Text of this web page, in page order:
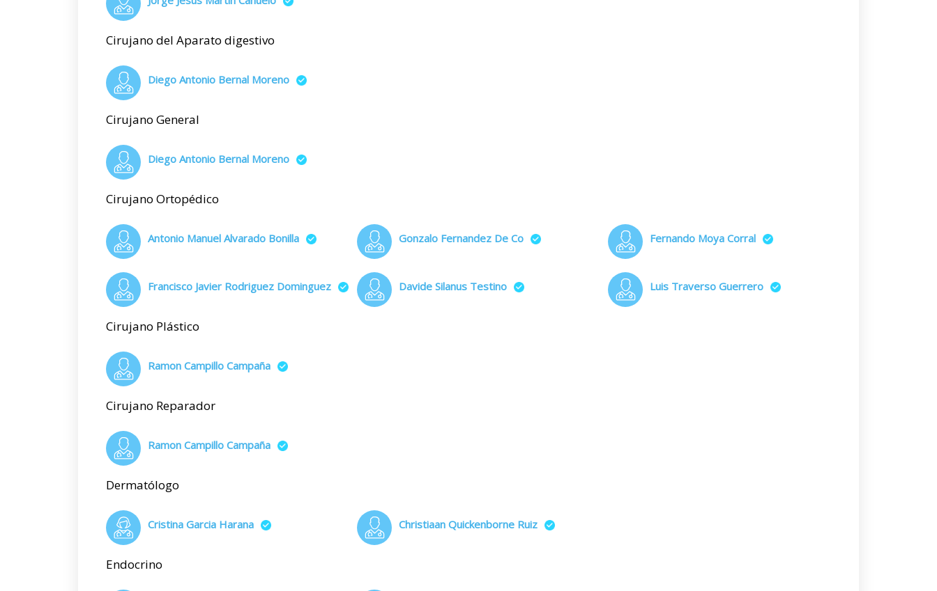
Cirujano del Aparato digestivo
Diego Antonio Bernal Moreno
Cirujano General
Diego Antonio Bernal Moreno
Cirujano Ortopédico
Antonio Manuel Alvarado Bonilla Gonzalo Fernandez De Co Fernando Moya Corral
Francisco Javier Rodriguez Dominguez Davide Silanus Testino Luis Traverso Guerrero
Cirujano Plástico
Ramon Campillo Campaña
Cirujano Reparador
Ramon Campillo Campaña
Dermatólogo
Cristina Garcia Harana Christiaan Quickenborne Ruiz
Endocrino